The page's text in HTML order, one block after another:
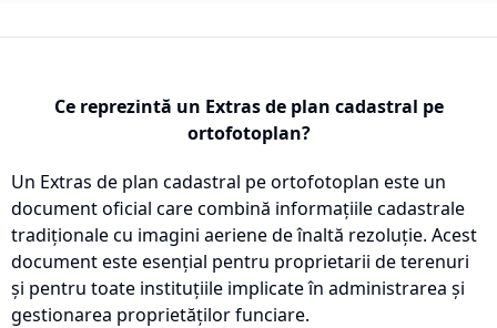
Ce reprezintă un Extras de plan cadastral pe
ortofotoplan?
Un Extras de plan cadastral pe ortofotoplan este un
document oficial care combină informațiile cadastrale
tradiționale cu imagini aeriene de înaltă rezoluție. Acest
document este esențial pentru proprietarii de terenuri
și pentru toate instituțiile implicate în administrarea și
gestionarea proprietăților funciare.